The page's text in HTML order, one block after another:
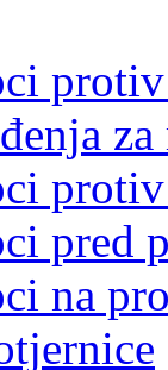
pred
na